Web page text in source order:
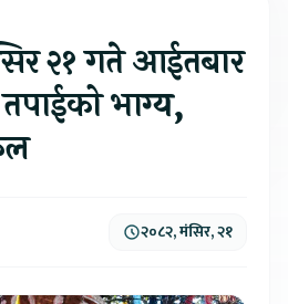
२१ गते आईतबार
भाग्य,
२०८२, मंसिर, २१